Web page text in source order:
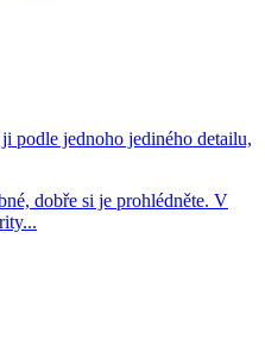
podle jednoho jediného detailu,
dobře si je prohlédněte. V